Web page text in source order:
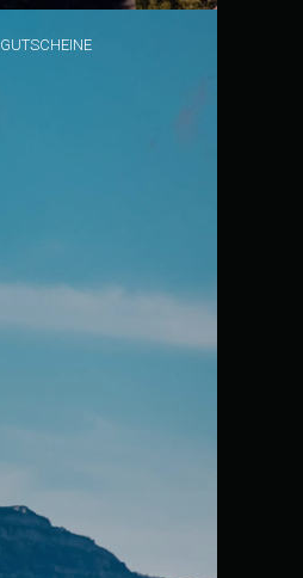
GUTSCHEINE